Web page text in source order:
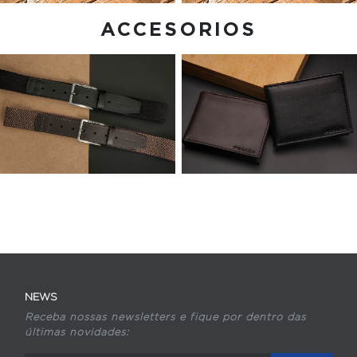
ACCESORIOS
NEWS
Receba nossas newsletters e fique por dentro das
últimas novidades: